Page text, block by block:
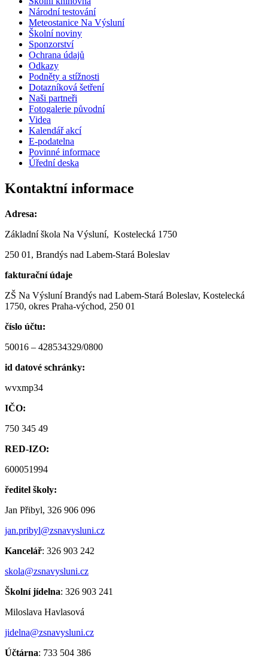
Národní testování
Meteostanice Na Výsluní
Školní noviny
Sponzorství
Ochrana údajů
Odkazy
Podněty a stížnosti
Dotazníková šetření
Naši partneři
Fotogalerie původní
Videa
Kalendář akcí
E-podatelna
Povinné informace
Úřední deska
Kontaktní informace
Adresa:
Základní škola Na Výsluní, Kostelecká 1750
250 01, Brandýs nad Labem-Stará Boleslav
fakturační údaje
ZŠ Na Výsluní Brandýs nad Labem-Stará Boleslav, Kostelecká
1750, okres Praha-východ, 250 01
číslo účtu:
50016 – 428534329/0800
id datové schránky:
wvxmp34
IČO:
750 345 49
RED-IZO:
600051994
ředitel školy:
Jan Přibyl, 326 906 096
jan.pribyl@zsnavysluni.cz
Kancelář: 326 903 242
skola@zsnavysluni.cz
Školní jídelna: 326 903 241
Miloslava Havlasová
jidelna@zsnavysluni.cz
Účtárna: 733 504 386